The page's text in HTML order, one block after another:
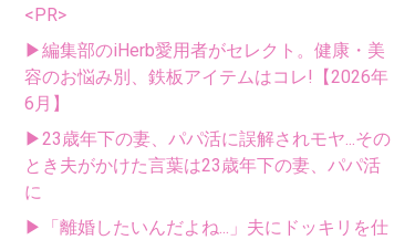
<PR>
▶編集部のiHerb愛用者がセレクト。健康・美
容のお悩み別、鉄板アイテムはコレ!【2026年
6月】
▶23歳年下の妻、パパ活に誤解されモヤ...その
とき夫がかけた言葉は23歳年下の妻、パパ活
に
▶「離婚したいんだよね...」夫にドッキリを仕